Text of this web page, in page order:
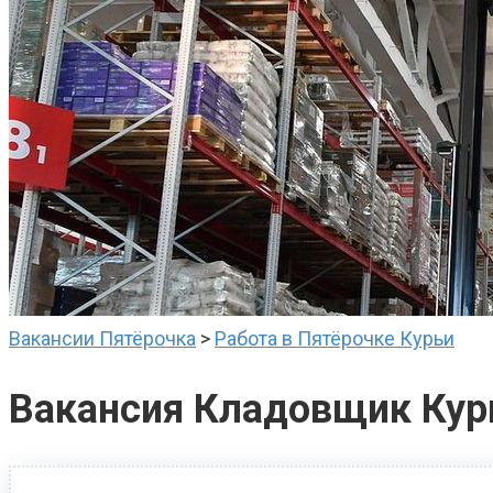
Вакансии Пятёрочка > Работа в Пятёрочке Курьи
Вакансия Кладовщик